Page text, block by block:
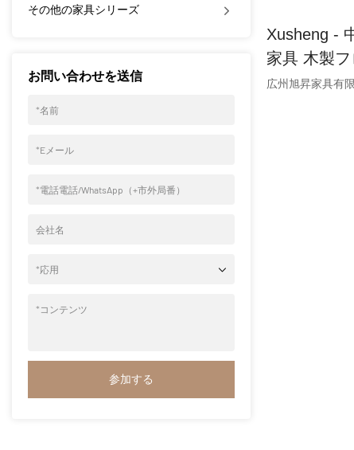
その他の家具シリーズ
お問い合わせを送信
*名前
*Eメール
*電話電話/WhatsApp（+市外局番）
会社名
*応用
* コンテンツ
参加する
Xusheng -
家具 木製
シリーズ01